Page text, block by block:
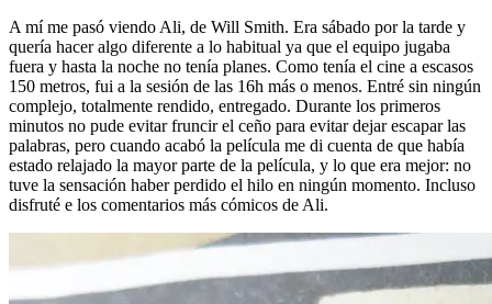
A mí me pasó viendo Ali, de Will Smith. Era sábado por la tarde y
quería hacer algo diferente a lo habitual ya que el equipo jugaba
fuera y hasta la noche no tenía planes. Como tenía el cine a escasos
150 metros, fui a la sesión de las 16h más o menos. Entré sin ningún
complejo, totalmente rendido, entregado. Durante los primeros
minutos no pude evitar fruncir el ceño para evitar dejar escapar las
palabras, pero cuando acabó la película me di cuenta de que había
estado relajado la mayor parte de la película, y lo que era mejor: no
tuve la sensación haber perdido el hilo en ningún momento. Incluso
disfruté e los comentarios más cómicos de Ali.